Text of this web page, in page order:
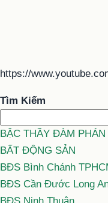
https://
Tìm Kiếm
BẬC THẦY ĐÀM
BẤT ĐỘNG SẢN
BĐS Bình Chánh
BĐS Cần Đước Long
BĐS Ninh Thuận